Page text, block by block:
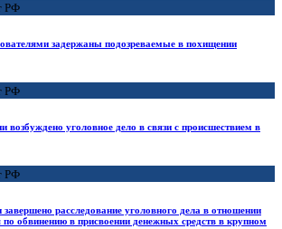
РФ
задержаны подозреваемые в похищении
РФ
возбуждено уголовное дело в связи с происшествием в
РФ
расследование уголовного дела в отношении
обвинению в присвоении денежных средств в крупном